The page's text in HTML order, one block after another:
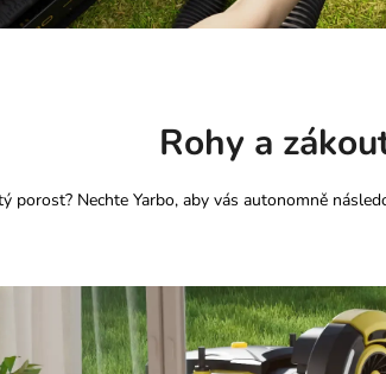
Rohy a
porost? Nechte Yarbo, aby vás autonomně